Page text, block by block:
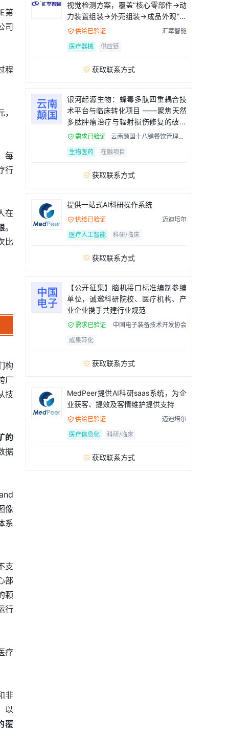
第
司
程
每
行
在
。
比
构
厂
技
的
据
像
系
支
部
颗
行
疗
非
以
覆
视觉检测方案，覆盖“核心零部件→动
力装置组装→外壳组装→成品外观”全
流程
 供给已验证
汇萃智能
医疗器械
供应链
 获取联系方式
银河起源生物：蜂毒多肽四重耦合技
术平台与临床转化项目 ——聚焦天然
多肽肿瘤治疗与辐射损伤修复的破局
者
 需求已验证
云南颠国十八铺餐饮管理有
生物医药
在融项目
 获取联系方式
提供一站式AI科研操作系统
 供给已验证
迈迪培尔
医疗人工智能
科研/临床
 获取联系方式
【公开征集】脑机接口标准编制参编
单位，诚邀科研院校、医疗机构、产
业企业携手共建行业规范
 需求已验证
中国电子装备技术开发协会
成果转化
 获取联系方式
MedPeer提供AI科研saas系统，为企
业获客、提效及客情维护提供支持
 供给已验证
迈迪培尔
医疗信息化
科研/临床
 获取联系方式